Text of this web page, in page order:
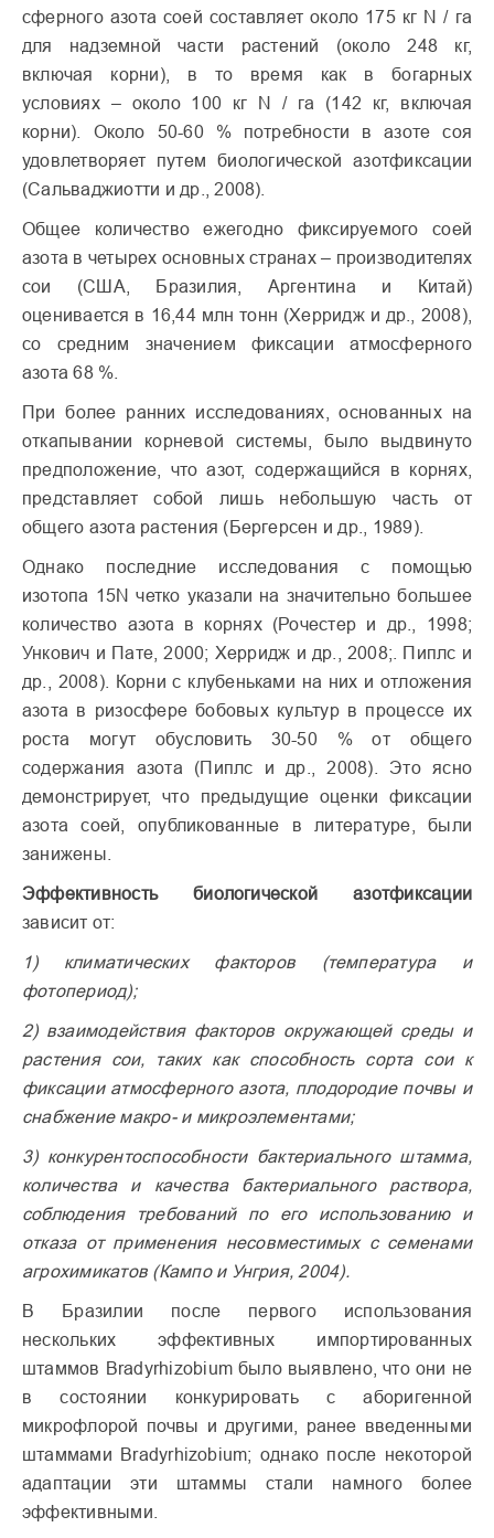
сферного азота соей составляет около 175 кг N / га
для надземной части растений (около 248 кг,
включая корни), в то время как в богарных
условиях – около 100 кг N / га (142 кг, включая
корни). Около 50-60 % потребности в азоте соя
удовлетворяет путем биологической азотфиксации
(Сальваджиотти и др., 2008).
Общее количество ежегодно фиксируемого соей
азота в четырех основных странах – производителях
сои (США, Бразилия, Аргентина и Китай)
оценивается в 16,44 млн тонн (Херридж и др., 2008),
со средним значением фиксации атмосферного
азота 68 %.
При более ранних исследованиях, основанных на
откапывании корневой системы, было выдвинуто
предположение, что азот, содержащийся в корнях,
представляет собой лишь небольшую часть от
общего азота растения (Бергерсен и др., 1989).
Однако последние исследования с помощью
изотопа 15N четко указали на значительно большее
количество азота в корнях (Рочестер и др., 1998;
Ункович и Пате, 2000; Херридж и др., 2008;. Пиплс и
др., 2008). Корни с клубеньками на них и отложения
азота в ризосфере бобовых культур в процессе их
роста могут обусловить 30-50 % от общего
содержания азота (Пиплс и др., 2008). Это ясно
демонстрирует, что предыдущие оценки фиксации
азота соей, опубликованные в литературе, были
занижены.
Эффективность биологической азотфиксации
зависит от:
1)климатических факторов (температура и
фотопериод);
2)взаимодействия факторов окружающей среды и
растения сои, таких как способность сорта сои к
фиксации атмосферного азота, плодородие почвы и
снабжение макро- и микроэлементами;
3)конкурентоспособности бактериального штамма,
количества и качества бактериального раствора,
соблюдения требований по его использованию и
отказа от применения несовместимых с семенами
агрохимикатов (Кампо и Унгрия, 2004).
В Бразилии после первого использования
нескольких эффективных импортированных
штаммов Bradyrhizobium было выявлено, что они не
в состоянии конкурировать с аборигенной
микрофлорой почвы и другими, ранее введенными
штаммами Bradyrhizobium; однако после некоторой
адаптации эти штаммы стали намного более
эффективными.